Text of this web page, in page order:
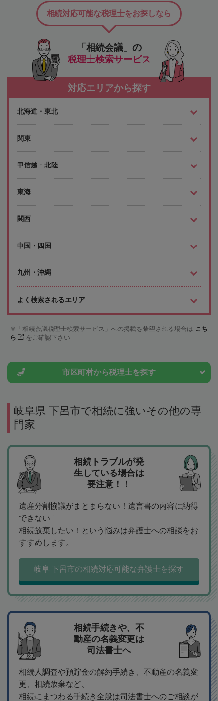
「相続会議」の
税理士検索サービス
相続対応可能な税理士をお探しなら
対応エリアから探す
北海道・東北
関東
甲信越・北陸
東海
関西
中国・四国
九州・沖縄
よく検索されるエリア
「相続会議税理士検索サービス」への掲載を希望される場合は こち
ら
をご確認下さい
市区町村から税理士を探す
岐阜県 下呂市で相続に強いその他の専
門家
相続トラブルが発
生している場合は
要注意！！
遺産分割協議がまとまらない！遺言書の内容に納得
できない！
相続放棄したい！という悩みは弁護士への相談をお
すすめします。
岐阜 下呂市の相続対応可能な弁護士を探す
相続手続きや、不
動産の名義変更は
司法書士へ
相続人調査や預貯金の解約手続き、不動産の名義変
更、相続放棄など、
相続にまつわる手続き全般は司法書士へのご相談が